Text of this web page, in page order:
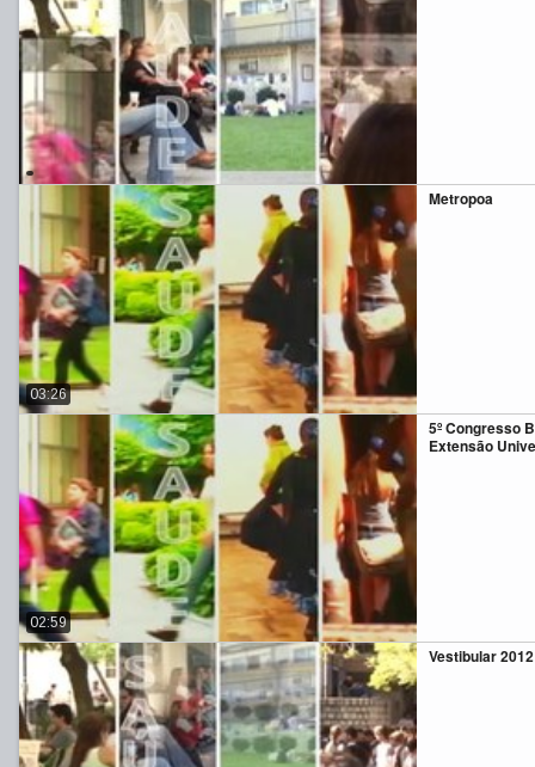
Metropoa
03:26
5º Congresso
Extensão
02:59
Vestibular 2012